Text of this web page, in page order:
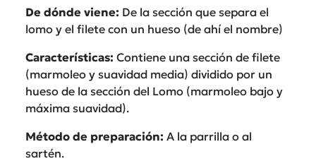
De dónde viene: De la sección que separa el
lomo y el filete con un hueso (de ahí el nombre)
Características: Contiene una sección de filete
(marmoleo y suavidad media) dividido por un
hueso de la sección del Lomo (marmoleo bajo y
máxima suavidad).
Método de preparación: A la parrilla o al
sartén.